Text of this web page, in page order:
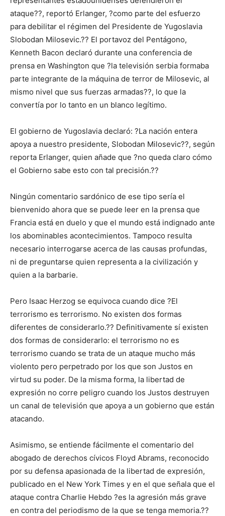
ataque??, reportó Erlanger, ?como parte del esfuerzo
para debilitar el régimen del Presidente de Yugoslavia
Slobodan Milosevic.?? El portavoz del Pentágono,
Kenneth Bacon declaró durante una conferencia de
prensa en Washington que ?la televisión serbia formaba
parte integrante de la máquina de terror de Milosevic, al
mismo nivel que sus fuerzas armadas??, lo que la
convertía por lo tanto en un blanco legítimo.
El gobierno de Yugoslavia declaró: ?La nación entera
apoya a nuestro presidente, Slobodan Milosevic??, según
reporta Erlanger, quien añade que ?no queda claro cómo
el Gobierno sabe esto con tal precisión.??
Ningún comentario sardónico de ese tipo sería el
bienvenido ahora que se puede leer en la prensa que
Francia está en duelo y que el mundo está indignado ante
los abominables acontecimientos. Tampoco resulta
necesario interrogarse acerca de las causas profundas,
ni de preguntarse quien representa a la civilización y
quien a la barbarie.
Pero Isaac Herzog se equivoca cuando dice ?El
terrorismo es terrorismo. No existen dos formas
diferentes de considerarlo.?? Definitivamente sí existen
dos formas de considerarlo: el terrorismo no es
terrorismo cuando se trata de un ataque mucho más
violento pero perpetrado por los que son Justos en
virtud su poder. De la misma forma, la libertad de
expresión no corre peligro cuando los Justos destruyen
un canal de televisión que apoya a un gobierno que están
atacando.
Asimismo, se entiende fácilmente el comentario del
abogado de derechos cívicos Floyd Abrams, reconocido
por su defensa apasionada de la libertad de expresión,
publicado en el New York Times y en el que señala que el
ataque contra Charlie Hebdo ?es la agresión más grave
en contra del periodismo de la que se tenga memoria.??